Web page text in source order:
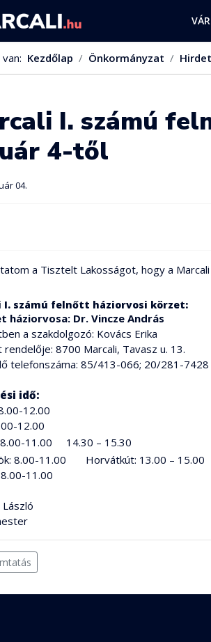
Kezdőlap Önkormányzat
I. számú
4-től
04.
a Tisztelt Lakosságot, hogy a
I. számú felnőtt háziorvosi körzet:
háziorvosa: Dr. Vincze András
a szakdolgozó: Kovács Erika
rendelője: 8700 Marcali, Tavasz u. 13.
telefonszáma: 85/413-066; 20/281-7428
idő:
12.00
12.00
8.00-11.00 14.30 – 15.30
8.00-11.00 Horvátkút: 13.00 – 15.00
11.00
László